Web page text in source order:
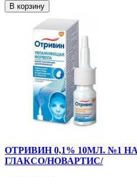
В корзину
ОТРИВИН 0,1% 10МЛ. №1
ГЛАКСО/НОВАРТИС/